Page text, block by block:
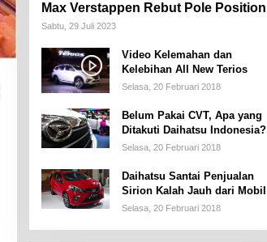
Max Verstappen Rebut Pole Position
Sabtu, 29 Juli 2023
Video Kelemahan dan
Kelebihan All New Terios
Selasa, 20 Februari 2018
Belum Pakai CVT, Apa yang
Ditakuti Daihatsu Indonesia?
Selasa, 20 Februari 2018
Daihatsu Santai Penjualan
Sirion Kalah Jauh dari Mobil
LCGC
Selasa, 20 Februari 2018